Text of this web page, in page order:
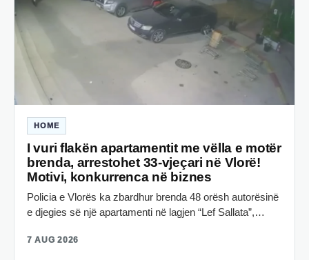
HOME
I vuri flakën apartamentit me vëlla e motër
brenda, arrestohet 33-vjeçari në Vlorë!
Motivi, konkurrenca në biznes
Policia e Vlorës ka zbardhur brenda 48 orësh autorësinë
e djegies së një apartamenti në lagjen “Lef Sallata”,…
7 AUG 2026